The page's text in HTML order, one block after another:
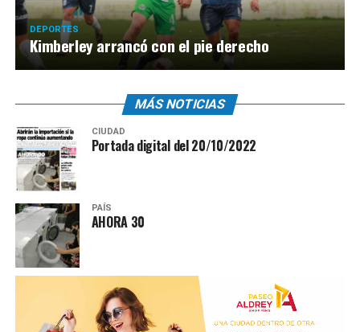
DEPORTES
Kimberley arrancó con el pie derecho
MÁS NOTICIAS
CIUDAD
Portada digital del 20/10/2022
PAÍS
AHORA 30